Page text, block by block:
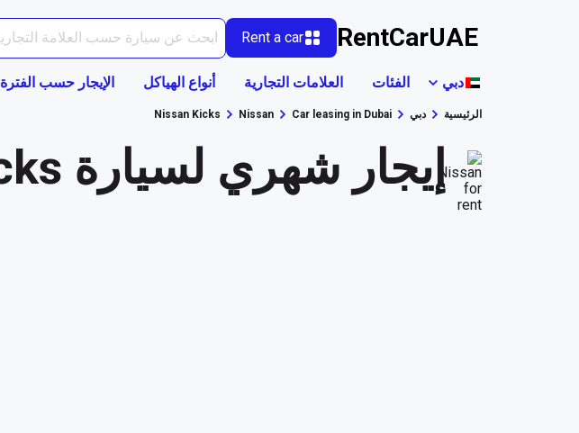
RentCarUAE
Rent a car
دبي الفئات العلامات التجارية أنواع الهياكل الإيجار حسب الفترة
الرئيسية دبي Car leasing in Dubai
Nissan
Nissan Kicks
إيجار شهري لسيارة Kicks أبيض 2023 في دبي